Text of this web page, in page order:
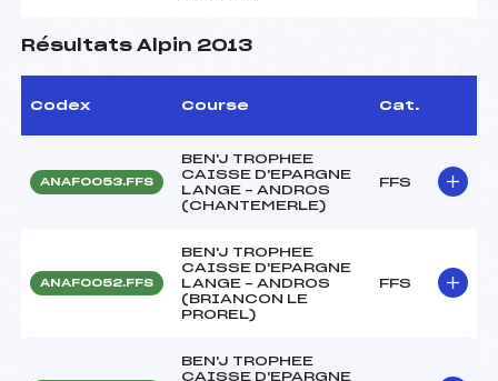
Résultats Alpin 2013
Codex Course Cat.
ANAF0053.FFS
BEN'J TROPHEE
CAISSE D'EPARGNE
LANGE – ANDROS
(CHANTEMERLE)
FFS
ANAF0052.FFS
BEN'J TROPHEE
CAISSE D'EPARGNE
LANGE – ANDROS
(BRIANCON LE
PROREL)
FFS
BEN'J TROPHEE
CAISSE D'EPARGNE